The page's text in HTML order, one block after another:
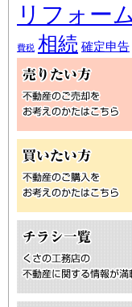
リフォー
費税 相続 確定申告